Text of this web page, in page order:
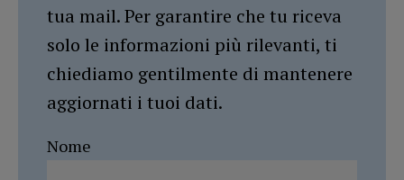
tua mail. Per garantire che tu riceva
solo le informazioni più rilevanti, ti
chiediamo gentilmente di mantenere
aggiornati i tuoi dati.
Nome